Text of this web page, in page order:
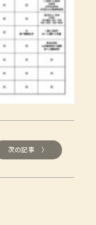
次の記事 〉